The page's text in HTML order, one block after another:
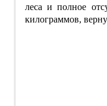
леса и полное
килограммов,